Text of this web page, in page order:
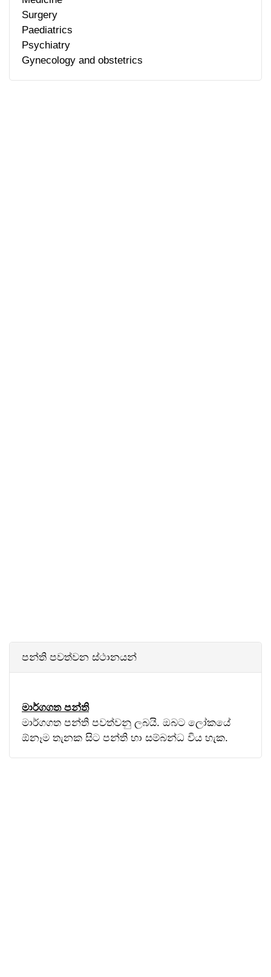
Surgery
Paediatrics
Psychiatry
Gynecology and obstetrics
පන්ති පවත්වන ස්ථානයන්
මාර්ගගත පන්ති
මාර්ගගත පන්ති පවත්වනු ලබයි. ඔබට ලෝකයේ
ඕනෑම තැනක සිට පන්ති හා සම්බන්ධ විය හැක.